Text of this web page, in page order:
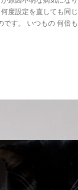
度設定を直しても同
す。 いつもの 何倍